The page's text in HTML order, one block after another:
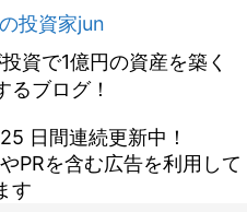
投資家jun
資で1億円の資産を築く
るブログ！
日間連続更新中！
PRを含む広告を利用して
す